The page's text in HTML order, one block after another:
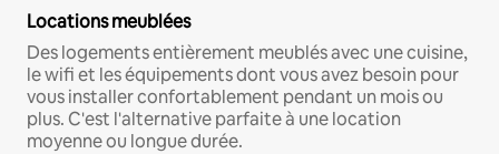
Locations meublées
Des logements entièrement meublés avec une cuisine,
le wifi et les équipements dont vous avez besoin pour
vous installer confortablement pendant un mois ou
plus. C'est l'alternative parfaite à une location
moyenne ou longue durée.